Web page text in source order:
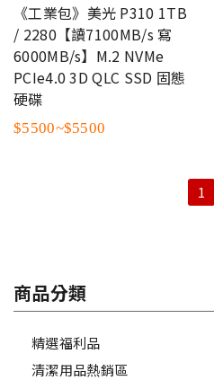
商品分類
精選福利品
清潔用品熱銷區
《工業包》美光 P310 1TB
/ 2280【讀7100MB/s 寫
6000MB/s】M.2 NVMe
PCIe4.0 3D QLC SSD 固態
硬碟
$5500~$5500
1